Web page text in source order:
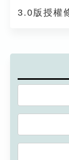
3.0版授權